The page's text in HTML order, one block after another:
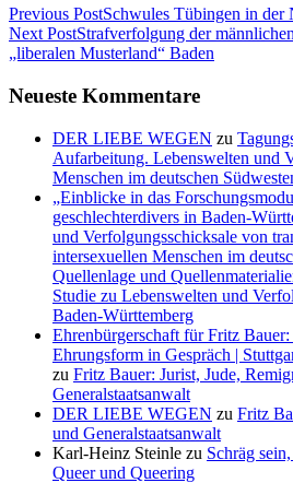
Previous PostSchwules Tübingen in der
Next PostStrafverfolgung der
„liberalen Musterland“ Baden
Neueste Kommentare
DER LIEBE WEGEN zu
Aufarbeitung. Lebenswelten und
Menschen im deutschen
„Einblicke in das
geschlechterdivers in Baden-
und Verfolgungsschicksale von
intersexuellen Menschen im
Quellenlage und
Studie zu Lebenswelten und
Baden-Württemberg
Ehrenbürgerschaft für Fritz
Ehrungsform in Gespräch |
zu Fritz Bauer: Jurist, Jude,
Generalstaatsanwalt
DER LIEBE WEGEN zu Fritz
und Generalstaatsanwalt
Karl-Heinz Steinle zu Schräg
Queer und Queering